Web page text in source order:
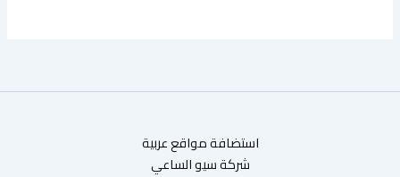
استضافة مواقع عربية
شركة سيو الساعي